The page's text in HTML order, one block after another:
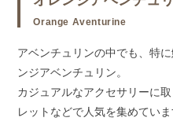
Orange Aventurine
アベンチュリンの中でも、特
ンジアベンチュリン。
カジュアルなアクセサリーに
レットなどで人気を集めていま